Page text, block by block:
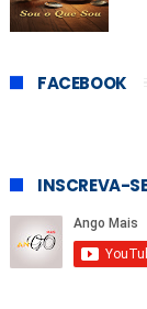
FACEBOOK
INSCREVA-